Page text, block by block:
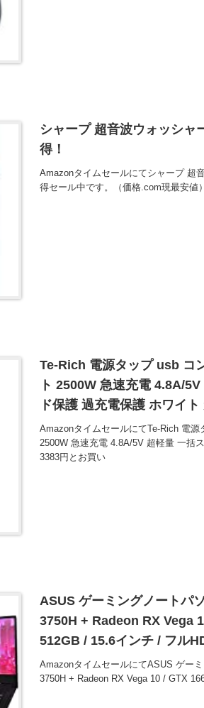
シャープ 超音波ウォッシャ
得！
Amazonタイムセールにてシャープ 超
得セール中です。（価格.com現最安値
Te-Rich 電源タップ usb コ
ト 2500W 急速充電 4.8A/
ド保護 過充電保護 ホワイ
AmazonタイムセールにてTe-Rich 電
2500W 急速充電 4.8A/5V 超軽量 一括
3383円とお買い
ASUS ゲーミングノートパ
3750H + Radeon RX Vega
512GB / 15.6インチ / フル
本正規代理店品】【あんし
116820円とお買い得！
AmazonタイムセールにてASUS ゲー
3750H + Radeon RX Vega 10 / GTX